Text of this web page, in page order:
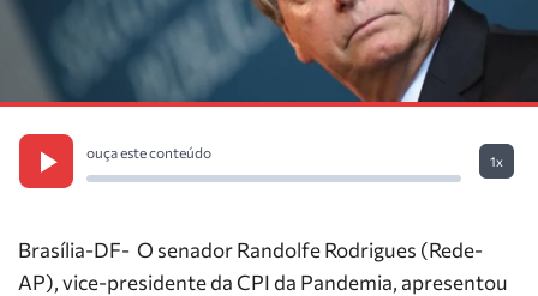
ouça este conteúdo
1x
Brasília-DF- O senador Randolfe Rodrigues (Rede-
AP), vice-presidente da CPI da Pandemia, apresentou